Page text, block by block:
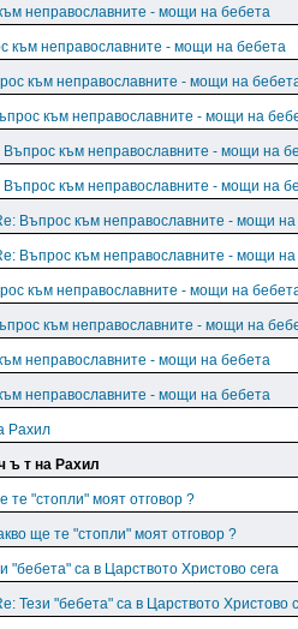
неправославните - мощи на бебета
към неправославните - мощи на бебета
към неправославните - мощи на
към неправославните - мощи на
Въпрос към неправославните - мощи на
Въпрос към неправославните - мощи на
Въпрос към неправославните - мощи
Въпрос към неправославните - мощи
към неправославните - мощи на
към неправославните - мощи на
неправославните - мощи на бебета
неправославните - мощи на бебета
Рахил
ъ т на Рахил
те "стопли" моят отговор ?
ще те "стопли" моят отговор ?
"бебета" са в Царството Христово сега
Тези "бебета" са в Царството Христово